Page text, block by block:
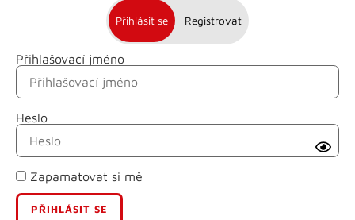
Přihlásit se Registrovat
Přihlašovací jméno
Heslo
Zapamatovat si mě
Jméno
Příjmení
E-mail